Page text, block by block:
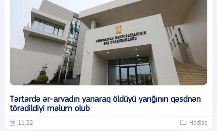
Tərtərdə ər-arvadın yanaraq öldüyü yanğının qəsdnən
törədildiyi məlum olub
11:22 Hadisə